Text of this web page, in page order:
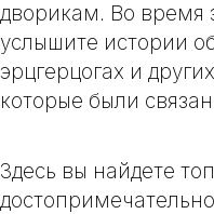
дворикам. Во время
услышите истории
эрцгерцогах и
которые были
Здесь вы найдете